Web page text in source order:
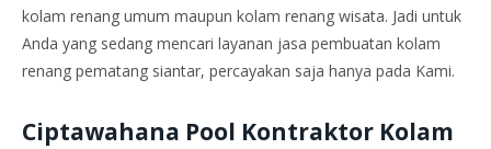
kolam renang umum maupun kolam renang wisata. Jadi untuk
Anda yang sedang mencari layanan jasa pembuatan kolam
renang pematang siantar, percayakan saja hanya pada Kami.
Ciptawahana Pool Kontraktor Kolam